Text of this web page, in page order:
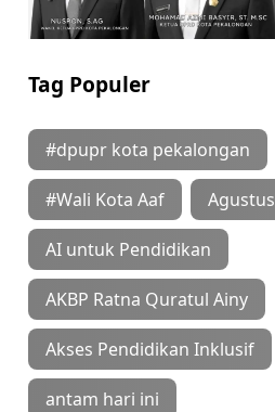
Tag Populer
#dpupr kota pekalongan
#Wali Kota Aaf Agustus
AI untuk Pendidikan
AKBP Ratna Quratul Ainy
Akses Pendidikan Inklusif
antam hari ini